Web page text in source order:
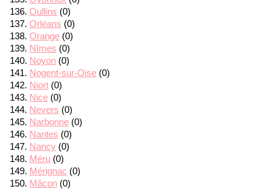
Oullins (0)
Orléans (0)
Orange (0)
Nîmes (0)
Noyon (0)
Nogent-sur-Oise (0)
Niort (0)
Nice (0)
Nevers (0)
Narbonne (0)
Nantes (0)
Nancy (0)
Méru (0)
Mérignac (0)
Mâcon (0)